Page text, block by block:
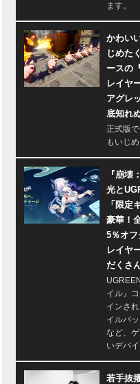
ます。
かわい
じめた
ースの
レイヤ
アグレ
底知れ
正式版
もいじ
『崩壊
光と
「限定
豪華！
5％オ
レイヤ
だくさ
イル』
インさ
イルバ
など、
いデバ
若手抜